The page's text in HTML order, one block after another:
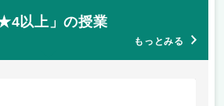
以上」の授業
もっとみる